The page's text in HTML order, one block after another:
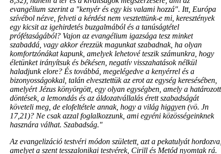
evangélium szerint a "kenyér és egy kis valami hozzá". Itt, Európa
szívébol nézve, felveti a kérdést nem vesztettünk-e mi, keresztények
egy kicsit az igehirdetés buzgalmából és a tanúságtétel
prófétaságából? Vajon az evangélium igazsága tesz minket
szabaddá, vagy akkor érezzük magunkat szabadnak, ha olyan
komfortzónákat kapunk, amelyek lehetové teszik számunkra, hogy
életünket irányítsuk és békésen, negatív visszahatások nélkül
haladjunk elore? És továbbá, megelégedve a kenyérrel és a
bizonyosságokkal, talán elvesztettük az erot az egység keresésében,
amelyért Jézus könyörgött, egy olyan egységben, amely a határozott
döntések, a lemondás és az áldozatvállalás érett szabadságát
követeli meg, de elofeltétele annak, hogy a világ higgyen (vö. Jn
17,21)? Ne csak azzal foglalkozzunk, ami egyéni közösségeinknek
hasznára válhat. Szabadság."
Az evangelizáció testvéri módon született, azt a pekatulyát
amelyet a szent tesszalonikai testvérek, Cirill és Metód nyomtak rá.